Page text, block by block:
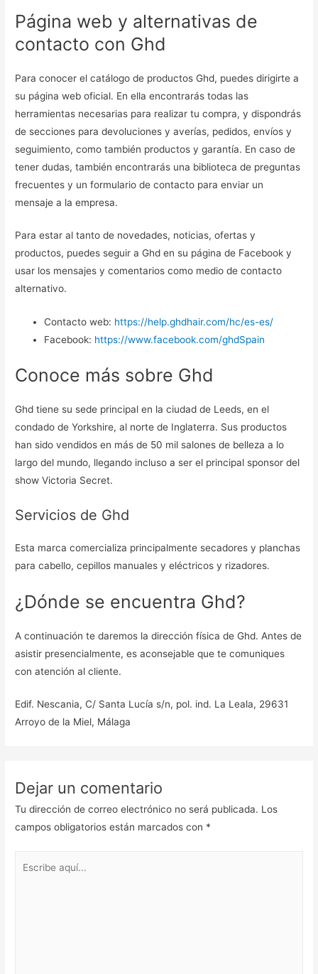
Página web y alternativas de
contacto con Ghd
Para conocer el catálogo de productos Ghd, puedes dirigirte a
su página web oficial. En ella encontrarás todas las
herramientas necesarias para realizar tu compra, y dispondrás
de secciones para devoluciones y averías, pedidos, envíos y
seguimiento, como también productos y garantía. En caso de
tener dudas, también encontrarás una biblioteca de preguntas
frecuentes y un formulario de contacto para enviar un
mensaje a la empresa.
Para estar al tanto de novedades, noticias, ofertas y
productos, puedes seguir a Ghd en su página de Facebook y
usar los mensajes y comentarios como medio de contacto
alternativo.
Contacto web: https://help.ghdhair.com/hc/es-es/
Facebook: https://www.facebook.com/ghdSpain
Conoce más sobre Ghd
Ghd tiene su sede principal en la ciudad de Leeds, en el
condado de Yorkshire, al norte de Inglaterra. Sus productos
han sido vendidos en más de 50 mil salones de belleza a lo
largo del mundo, llegando incluso a ser el principal sponsor del
show Victoria Secret.
Servicios de Ghd
Esta marca comercializa principalmente secadores y planchas
para cabello, cepillos manuales y eléctricos y rizadores.
¿Dónde se encuentra Ghd?
A continuación te daremos la dirección física de Ghd. Antes de
asistir presencialmente, es aconsejable que te comuniques
con atención al cliente.
Edif. Nescania, C/ Santa Lucía s/n, pol. ind. La Leala, 29631
Arroyo de la Miel, Málaga
Dejar un comentario
Tu dirección de correo electrónico no será publicada. Los
campos obligatorios están marcados con *